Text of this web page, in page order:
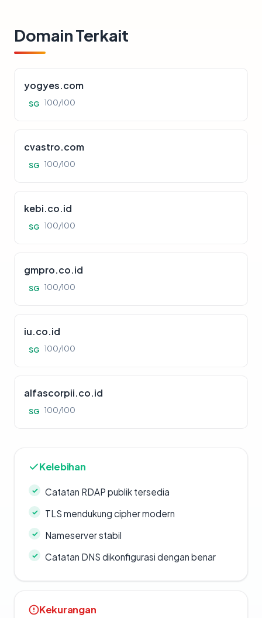
Domain Terkait
yogyes.com
SG 100/100
cvastro.com
SG 100/100
kebi.co.id
SG 100/100
gmpro.co.id
SG 100/100
iu.co.id
SG 100/100
alfascorpii.co.id
SG 100/100
Kelebihan
Catatan RDAP publik tersedia
TLS mendukung cipher modern
Nameserver stabil
Catatan DNS dikonfigurasi dengan benar
Kekurangan